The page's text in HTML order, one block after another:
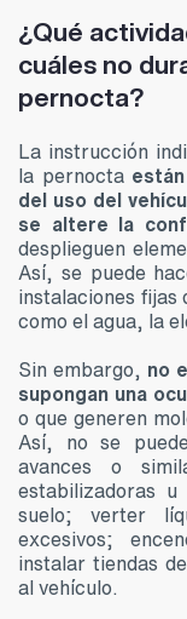
¿Qué
cuáles no
pernocta?
La instrucción
la pernocta
del uso del
se altere la
desplieguen
Así, se puede
instalaciones fijas
como el agua, la
Sin embargo, no
supongan una
o que generen
Así, no se
avances o
estabilizadoras
suelo; verter
excesivos;
instalar tiendas
al vehículo.